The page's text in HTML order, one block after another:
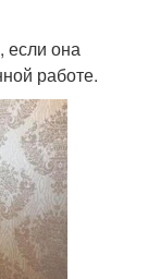
если она
работе.